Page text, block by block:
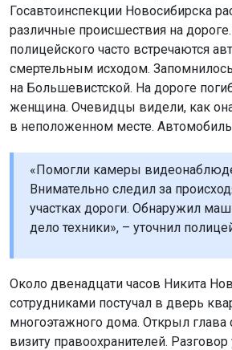
Госавтоинспекции Новосибирска
различные происшествия на
полицейского часто встречаются
смертельным исходом.
на Большевистской. На дороге
женщина. Очевидцы видели, как
в неположенном месте. Автомобиль
«Помогли камеры
Внимательно следил за
участках дороги. Обнаружил
дело техники», – уточнил
Около двенадцати часов Никита
сотрудниками постучал в дверь
многоэтажного дома. Открыл глава
визиту правоохранителей.